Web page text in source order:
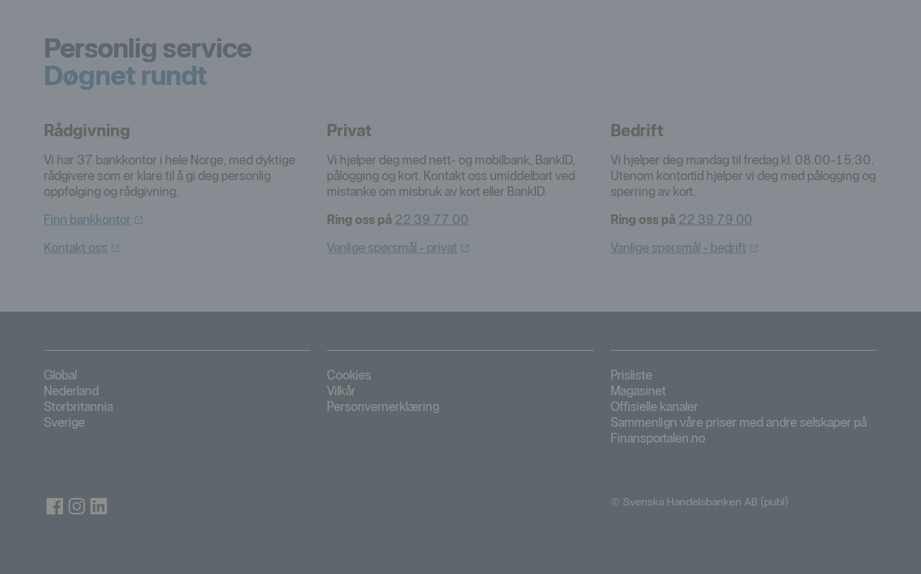
Personlig service
Døgnet rundt
Rådgivning
Vi har 37 bankkontor i hele Norge, med dyktige
rådgivere som er klare til å gi deg personlig
oppfølging og rådgivning.
Finn bankkontor
Kontakt oss
Privat
Vi hjelper deg med nett- og mobilbank, BankID,
pålogging og kort. Kontakt oss umiddelbart ved
mistanke om misbruk av kort eller BankID.
Ring oss på 22 39 77 00
Vanlige spørsmål - privat
Bedrift
Vi hjelper deg mandag til fredag kl. 08.00-15:30.
Utenom kontortid hjelper vi deg med pålogging og
sperring av kort.
Ring oss på 22 39 79 00
Vanlige spørsmål - bedrift
Global
Nederland
Storbritannia
Sverige
Cookies
Vilkår
Personvernerklæring
Prisliste
Magasinet
Offisielle kanaler
Sammenlign våre priser med andre selskaper på
Finansportalen.no
© Svenska Handelsbanken AB (publ)